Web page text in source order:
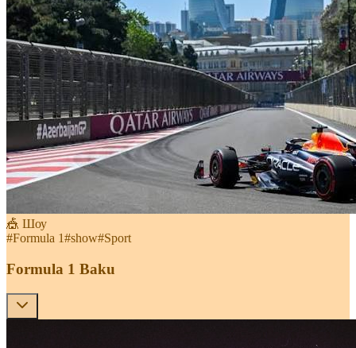
🎪 Шоу
#Formula 1#show#Sport
Formula 1 Baku